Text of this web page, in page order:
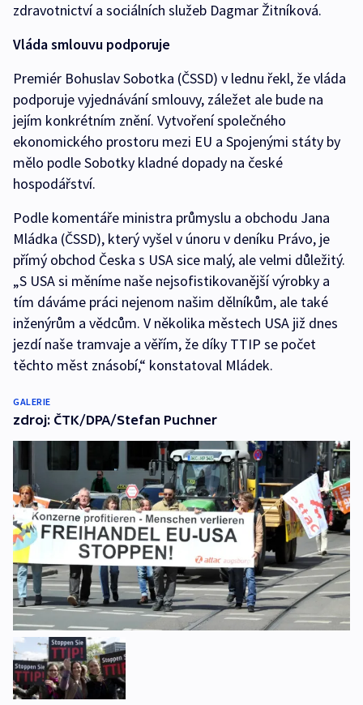
zdravotnictví a sociálních služeb Dagmar Žitníková.
Vláda smlouvu podporuje
Premiér Bohuslav Sobotka (ČSSD) v lednu řekl, že vláda
podporuje vyjednávání smlouvy, záležet ale bude na
jejím konkrétním znění. Vytvoření společného
ekonomického prostoru mezi EU a Spojenými státy by
mělo podle Sobotky kladné dopady na české
hospodářství.
Podle komentáře ministra průmyslu a obchodu Jana
Mládka (ČSSD), který vyšel v únoru v deníku Právo, je
přímý obchod Česka s USA sice malý, ale velmi důležitý.
„S USA si měníme naše nejsofistikovanější výrobky a
tím dáváme práci nejenom našim dělníkům, ale také
inženýrům a vědcům. V několika městech USA již dnes
jezdí naše tramvaje a věřím, že díky TTIP se počet
těchto měst znásobí,“ konstatoval Mládek.
GALERIE
zdroj: ČTK/DPA/Stefan Puchner